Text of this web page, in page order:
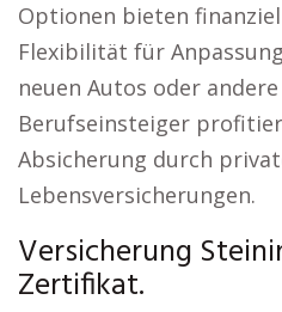
Optionen bieten
Flexibilität für
neuen Autos oder
Berufseinsteiger
Absicherung durch
Lebensversicherungen.
Versicherung
Zertifikat.